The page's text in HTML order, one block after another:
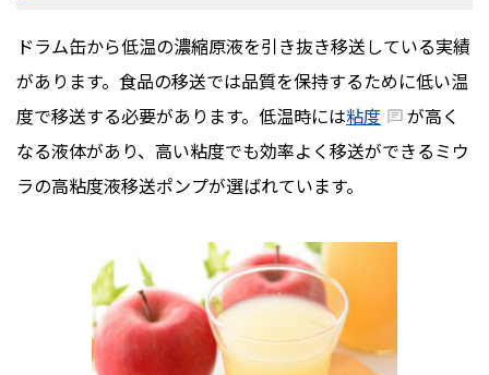
ドラム缶から低温の濃縮原液を引き抜き移送している実績
があります。食品の移送では品質を保持するために低い温
度で移送する必要があります。低温時には粘度
が高く
なる液体があり、高い粘度でも効率よく移送ができるミウ
ラの高粘度液移送ポンプが選ばれています。